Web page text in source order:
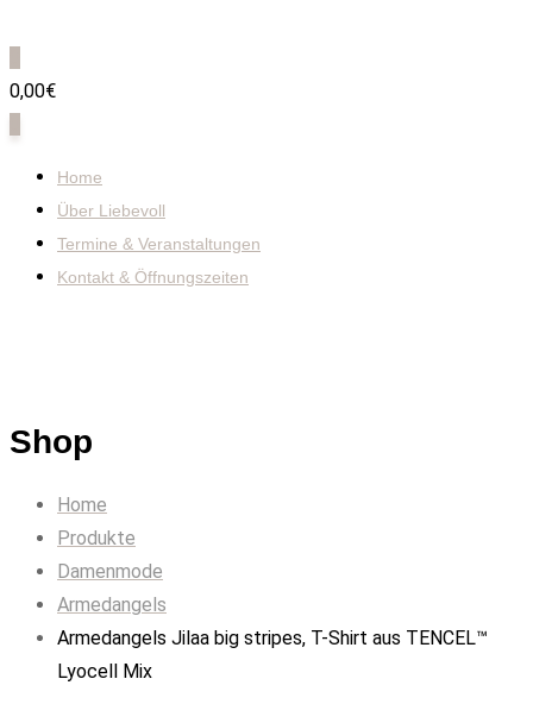
0,00€
Home
Über Liebevoll
Termine & Veranstaltungen
Kontakt & Öffnungszeiten
Shop
Home
Produkte
Damenmode
Armedangels
Armedangels Jilaa big stripes, T-Shirt aus TENCEL™
Lyocell Mix